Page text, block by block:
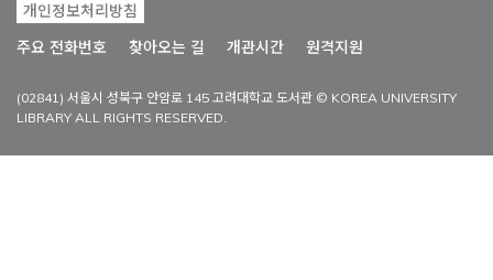
개인정보처리방침
주요 전화번호
찾아오는 길 개관시간 원격지원
(02841) 서울시 성북구 안암로 145 고려대학교 도서관 © KOREA UNIVERSITY
LIBRARY ALL RIGHTS RESERVED.